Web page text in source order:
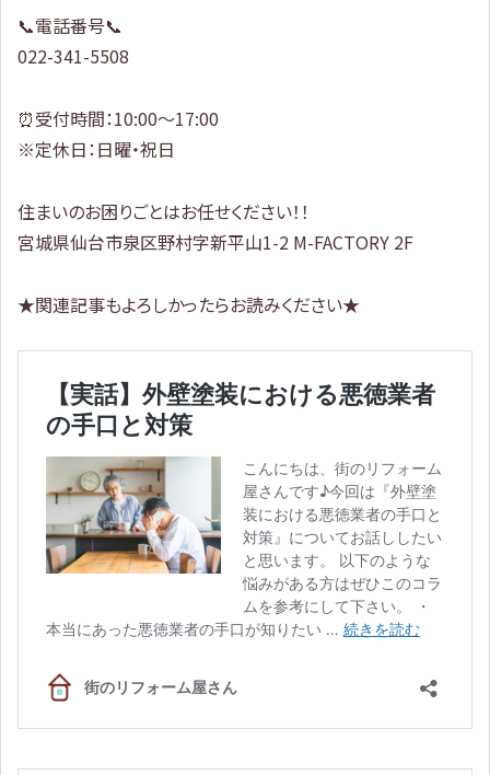
📞電話番号📞
022-341-5508
⏰受付時間：10:00～17:00
※定休日：日曜・祝日
住まいのお困りごとはお任せください！！
宮城県仙台市泉区野村字新平山1-2 M-FACTORY 2F
★関連記事もよろしかったらお読みください★